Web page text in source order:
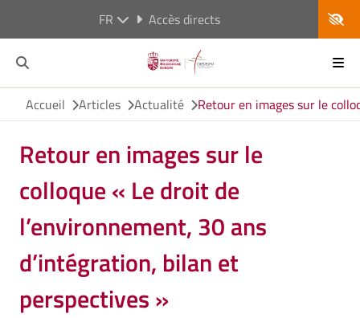
FR Accès directs
Accueil Articles Actualité Retour en images sur le
Retour en images sur le
colloque « Le droit de
l’environnement, 30 ans
d’intégration, bilan et
perspectives »